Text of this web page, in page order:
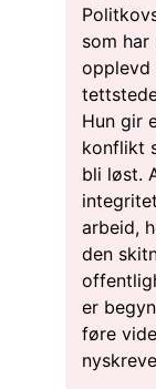
som har
opplevd
Hun gir
konflikt
bli løst.
arbeid,
den
er
føre